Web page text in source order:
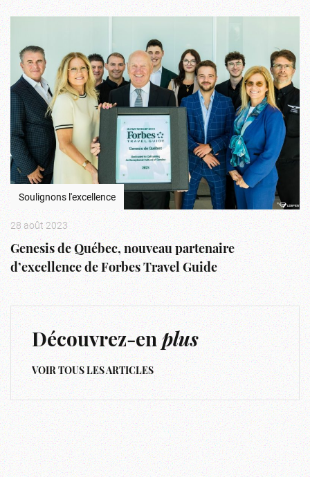
Soulignons l'excellence
28 août 2023
Genesis de Québec, nouveau partenaire
d’excellence de Forbes Travel Guide
Découvrez-enplus
VOIR TOUS LES ARTICLES